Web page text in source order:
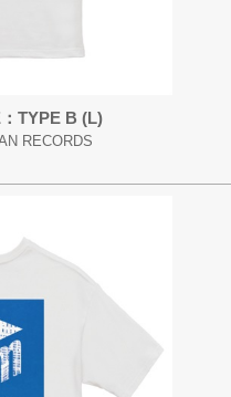
TYPE B (L)
RECORDS